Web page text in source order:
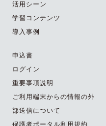
活用シーン
学習コンテンツ
導入事例
申込書
ログイン
重要事項説明
ご利用端末からの情報の外
部送信について
保護者ポータル利用規約